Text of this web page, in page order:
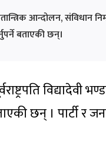
आन्दोलन, संविधान
बताएकी छन्।
विद्यादेवी
छन् । पार्टी र